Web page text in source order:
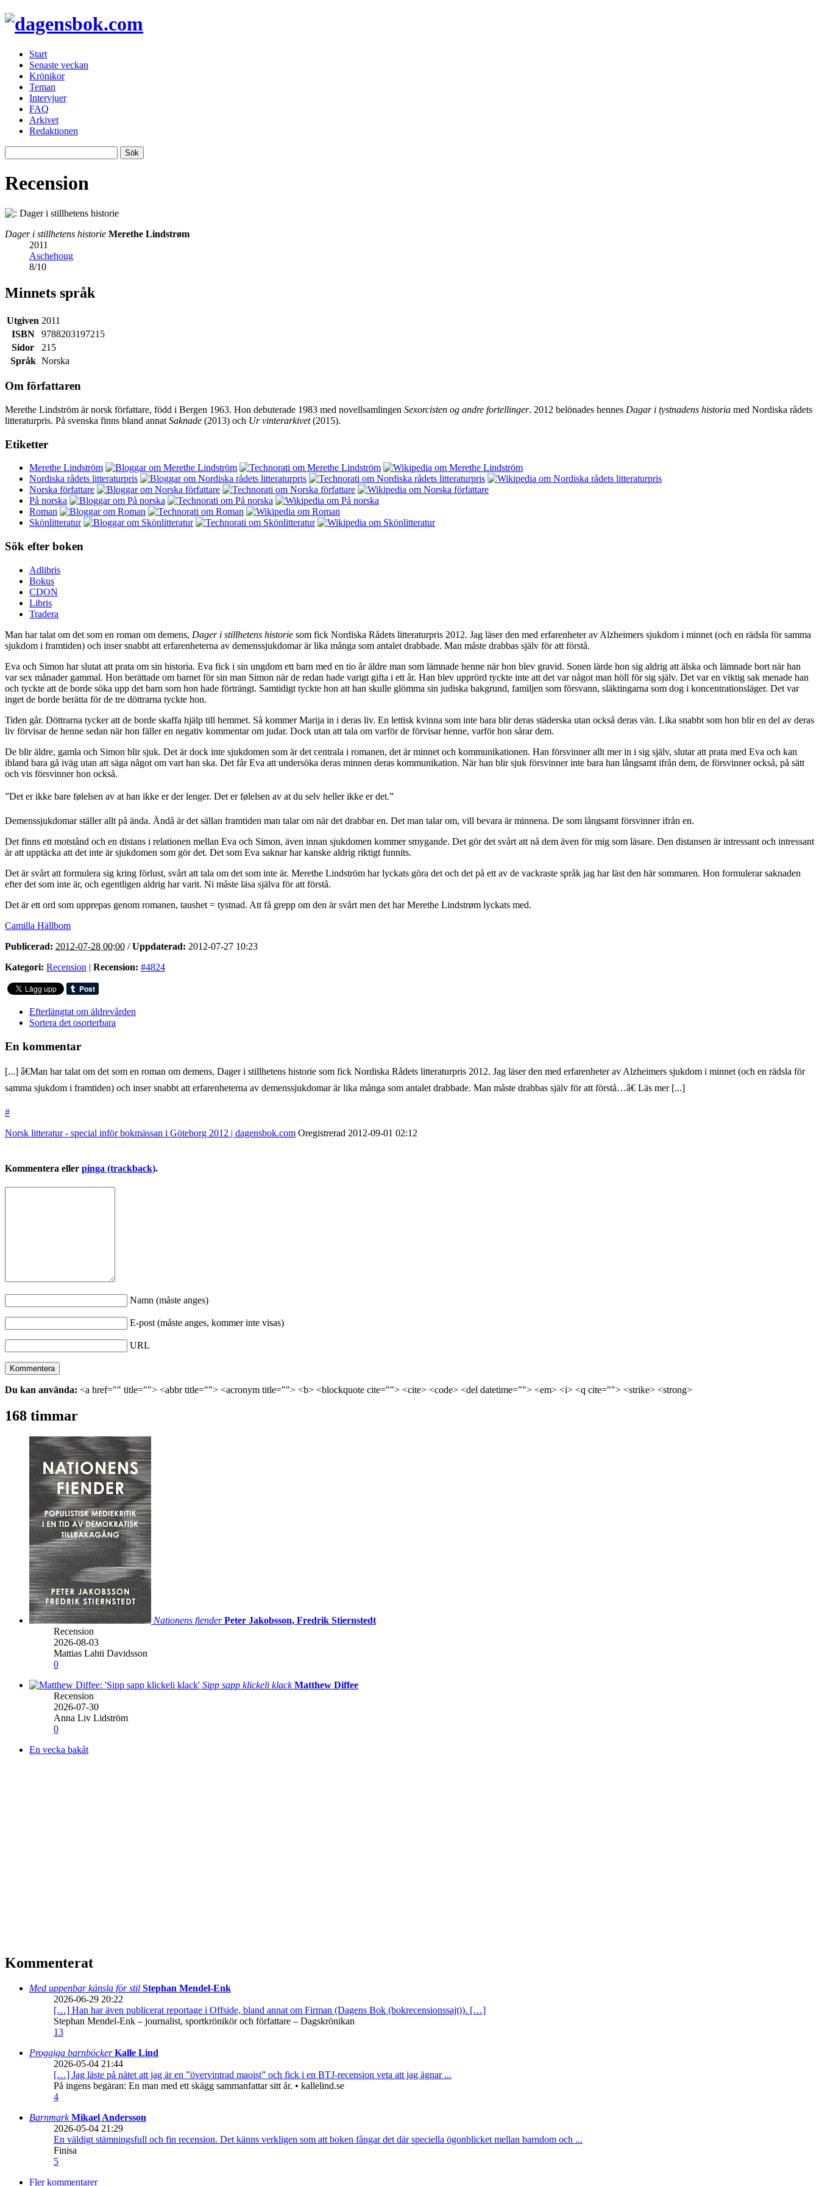
Start
Senaste veckan
Krönikor
Teman
Intervjuer
FAQ
Arkivet
Redaktionen
Recension
Dager i stillhetens historie Merethe Lindstrøm
2011
Aschehoug
8/10
Minnets språk
Utgiven 2011
ISBN
9788203197215
Sidor
215
Språk Norska
Om författaren
Merethe Lindström är norsk författare, född i Bergen 1963. Hon debuterade 1983 med novellsamlingen Sexorcisten og andre fortellinger. 2012 belönades hennes Dagar i tystnadens historia med Nordiska rådets
litteraturpris. På svenska finns bland annat Saknade (2013) och Ur vinterarkivet(2015).
Etiketter
Merethe Lindström
Nordiska rådets litteraturpris
Norska författare
På norska
Roman
Skönlitteratur
Sök efter boken
Adlibris
Bokus
CDON
Libris
Tradera
Man har talat om det som en roman om demens, Dager i stillhetens historie som fick Nordiska Rådets litteraturpris 2012. Jag läser den med erfarenheter av Alzheimers sjukdom i minnet (och en rädsla för samma
sjukdom i framtiden) och inser snabbt att erfarenheterna av demenssjukdomar är lika många som antalet drabbade. Man måste drabbas själv för att förstå.
Eva och Simon har slutat att prata om sin historia. Eva fick i sin ungdom ett barn med en tio år äldre man som lämnade henne när hon blev gravid. Sonen lärde hon sig aldrig att älska och lämnade bort när han
var sex månader gammal. Hon berättade om barnet för sin man Simon när de redan hade varigt gifta i ett år. Han blev upprörd tyckte inte att det var något man höll för sig själv. Det var en viktig sak menade han
och tyckte att de borde söka upp det barn som hon hade förträngt. Samtidigt tyckte hon att han skulle glömma sin judiska bakgrund, familjen som försvann, släktingarna som dog i koncentrationsläger. Det var
inget de borde berätta för de tre döttrarna tyckte hon.
Tiden går. Döttrarna tycker att de borde skaffa hjälp till hemmet. Så kommer Marija in i deras liv. En lettisk kvinna som inte bara blir deras städerska utan också deras vän. Lika snabbt som hon blir en del av deras
liv förvisar de henne sedan när hon fäller en negativ kommentar om judar. Dock utan att tala om varför de förvisar henne, varför hon sårar dem.
De blir äldre, gamla och Simon blir sjuk. Det är dock inte sjukdomen som är det centrala i romanen, det är minnet och kommunikationen. Han försvinner allt mer in i sig själv, slutar att prata med Eva och kan
ibland bara gå iväg utan att säga något om vart han ska. Det får Eva att undersöka deras minnen deras kommunikation. När han blir sjuk försvinner inte bara han långsamt ifrån dem, de försvinner också, på sätt
och vis försvinner hon också.
”Det er ikke bare følelsen av at han ikke er der lenger. Det er følelsen av at du selv heller ikke er det.”
Demenssjukdomar ställer allt på ända. Ändå är det sällan framtiden man talar om när det drabbar en. Det man talar om, vill bevara är minnena. De som långsamt försvinner ifrån en.
Det finns ett motstånd och en distans i relationen mellan Eva och Simon, även innan sjukdomen kommer smygande. Det gör det svårt att nå dem även för mig som läsare. Den distansen är intressant och intressant
är att upptäcka att det inte är sjukdomen som gör det. Det som Eva saknar har kanske aldrig riktigt funnits.
Det är svårt att formulera sig kring förlust, svårt att tala om det som inte är. Merethe Lindström har lyckats göra det och det på ett av de vackraste språk jag har läst den här sommaren. Hon formulerar saknaden
efter det som inte är, och egentligen aldrig har varit. Ni måste läsa själva för att förstå.
Det är ett ord som upprepas genom romanen, taushet = tystnad. Att få grepp om den är svårt men det har Merethe Lindstrøm lyckats med.
Camilla Hällbom
Publicerad: 2012-07-28 00:00 /Uppdaterad: 2012-07-27 10:23
Kategori: Recension | Recension: #4824
Efterlängtat om äldrevården
Sortera det osorterbara
En kommentar
[...] â€Man har talat om det som en roman om demens, Dager i stillhetens historie som fick Nordiska Rådets litteraturpris 2012. Jag läser den med erfarenheter av Alzheimers sjukdom i minnet (och en rädsla för
samma sjukdom i framtiden) och inser snabbt att erfarenheterna av demenssjukdomar är lika många som antalet drabbade. Man måste drabbas själv för att förstå…â€ Läs mer [...]
#
Norsk litteratur - special inför bokmässan i Göteborg 2012 | dagensbok.com Oregistrerad 2012-09-01 02:12
Kommentera eller pinga (trackback).
Namn (måste anges)
E-post (måste anges, kommer inte visas)
URL
Du kan använda: <a href="" title=""> <abbr title=""> <acronym title=""> <b> <blockquote cite=""> <cite> <code> <del datetime=""> <em> <i> <q cite=""> <strike> <strong>
168 timmar
Nationens fiender Peter Jakobsson, Fredrik Stiernstedt
Recension
2026-08-03
Mattias Lahti Davidsson
0
Sipp sapp klickeli klack Matthew Diffee
Recension
2026-07-30
Anna Liv Lidström
0
En vecka bakåt
Kommenterat
Med uppenbar känsla för stil Stephan Mendel-Enk
2026-06-29 20:22
[…] Han har även publicerat reportage i Offside, bland annat om Firman (Dagens Bok (bokrecensionssajt)). […]
Stephan Mendel-Enk – journalist, sportkrönikör och författare – Dagskrönikan
13
Proggiga barnböckerKalle Lind
2026-05-04 21:44
[…] Jag läste på nätet att jag är en ”övervintrad maoist” och fick i en BTJ-recension veta att jag ägnar ...
På ingens begäran: En man med ett skägg sammanfattar sitt år. • kallelind.se
4
BarnmarkMikael Andersson
2026-05-04 21:29
En väldigt stämningsfull och fin recension. Det känns verkligen som att boken fångar det där speciella ögonblicket mellan barndom och ...
Finisa
5
Fler kommentarer